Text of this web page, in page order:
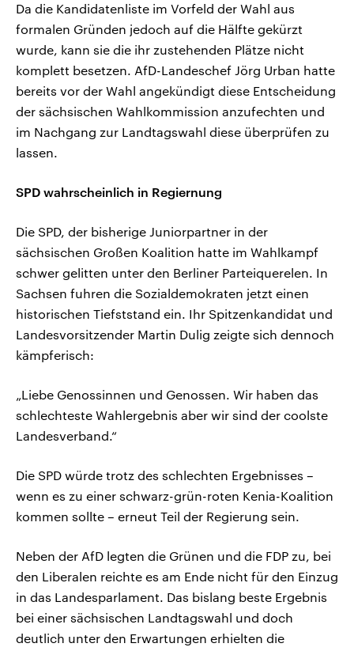
Da die Kandidatenliste im Vorfeld der Wahl aus
formalen Gründen jedoch auf die Hälfte gekürzt
wurde, kann sie die ihr zustehenden Plätze nicht
komplett besetzen. AfD-Landeschef Jörg Urban hatte
bereits vor der Wahl angekündigt diese Entscheidung
der sächsischen Wahlkommission anzufechten und
im Nachgang zur Landtagswahl diese überprüfen zu
lassen.
SPD wahrscheinlich in Regiernung
Die SPD, der bisherige Juniorpartner in der
sächsischen Großen Koalition hatte im Wahlkampf
schwer gelitten unter den Berliner Parteiquerelen. In
Sachsen fuhren die Sozialdemokraten jetzt einen
historischen Tiefststand ein. Ihr Spitzenkandidat und
Landesvorsitzender Martin Dulig zeigte sich dennoch
kämpferisch:
„Liebe Genossinnen und Genossen. Wir haben das
schlechteste Wahlergebnis aber wir sind der coolste
Landesverband.“
Die SPD würde trotz des schlechten Ergebnisses –
wenn es zu einer schwarz-grün-roten Kenia-Koalition
kommen sollte – erneut Teil der Regierung sein.
Neben der AfD legten die Grünen und die FDP zu, bei
den Liberalen reichte es am Ende nicht für den Einzug
in das Landesparlament. Das bislang beste Ergebnis
bei einer sächsischen Landtagswahl und doch
deutlich unter den Erwartungen erhielten die